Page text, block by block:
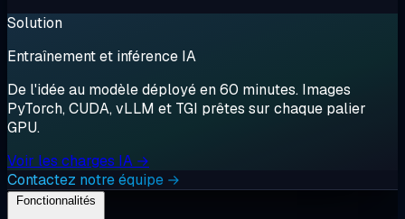
Solution
Entraînement et inférence IA
De l'idée au modèle déployé en 60 minutes. Images
PyTorch, CUDA, vLLM et TGI prêtes sur chaque palier
GPU.
Voir les charges IA →
Contactez notre équipe →